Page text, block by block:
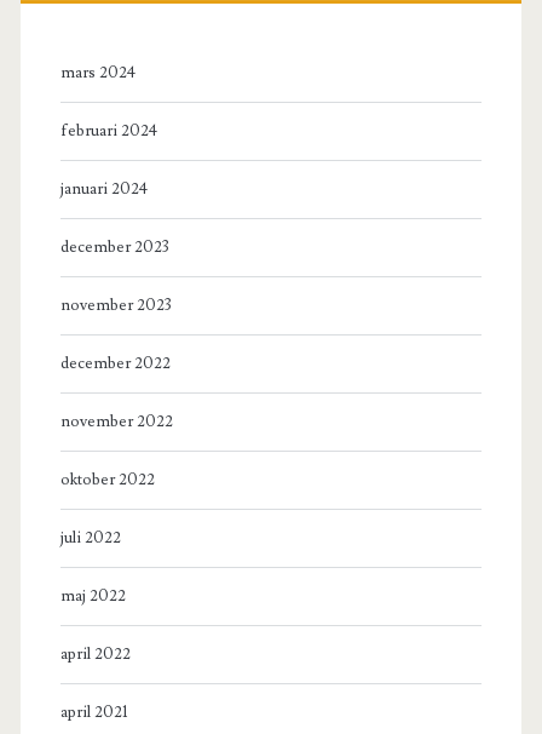
mars 2024
februari 2024
januari 2024
december 2023
november 2023
december 2022
november 2022
oktober 2022
juli 2022
maj 2022
april 2022
april 2021